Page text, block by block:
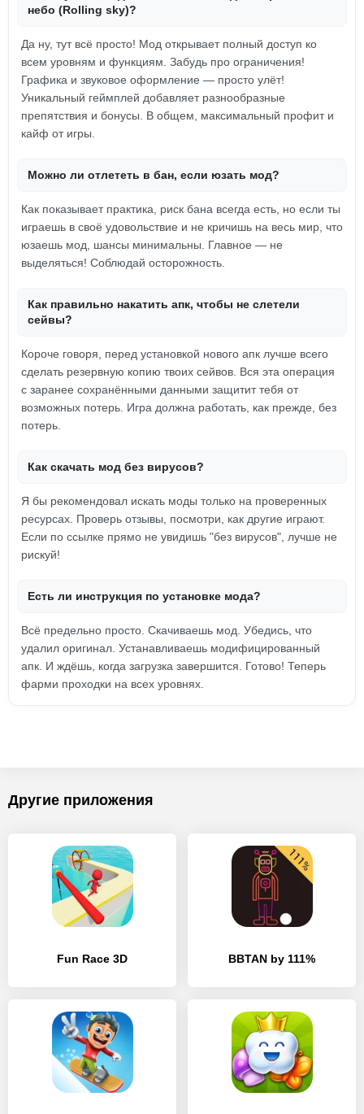
небо (Rolling sky)?
Да ну, тут всё просто! Мод открывает полный доступ ко
всем уровням и функциям. Забудь про ограничения!
Графика и звуковое оформление — просто улёт!
Уникальный геймплей добавляет разнообразные
препятствия и бонусы. В общем, максимальный профит и
кайф от игры.
Можно ли отлететь в бан, если юзать мод?
Как показывает практика, риск бана всегда есть, но если ты
играешь в своё удовольствие и не кричишь на весь мир, что
юзаешь мод, шансы минимальны. Главное — не
выделяться! Соблюдай осторожность.
Как правильно накатить апк, чтобы не слетели
сейвы?
Короче говоря, перед установкой нового апк лучше всего
сделать резервную копию твоих сейвов. Вся эта операция
с заранее сохранёнными данными защитит тебя от
возможных потерь. Игра должна работать, как прежде, без
потерь.
Как скачать мод без вирусов?
Я бы рекомендовал искать моды только на проверенных
ресурсах. Проверь отзывы, посмотри, как другие играют.
Если по ссылке прямо не увидишь "без вирусов", лучше не
рискуй!
Есть ли инструкция по установке мода?
Всё предельно просто. Скачиваешь мод. Убедись, что
удалил оригинал. Устанавливаешь модифицированный
апк. И ждёшь, когда загрузка завершится. Готово! Теперь
фарми проходки на всех уровнях.
Другие приложения
Fun Race 3D BBTAN by 111%